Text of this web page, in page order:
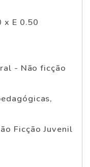
x E 0.50
- Não ficção
Ficção Juvenil